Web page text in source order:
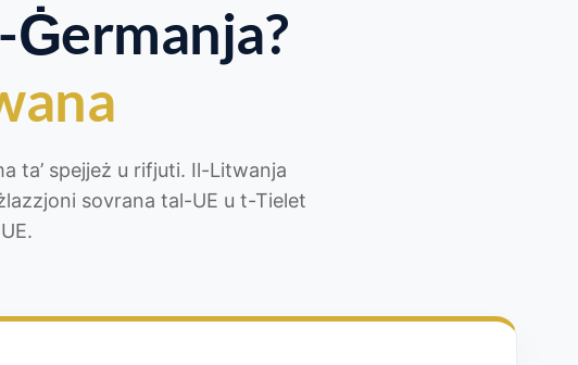
ta’ spejjeż u rifjuti. Il-Litwanja
sovrana tal-UE u t-Tielet